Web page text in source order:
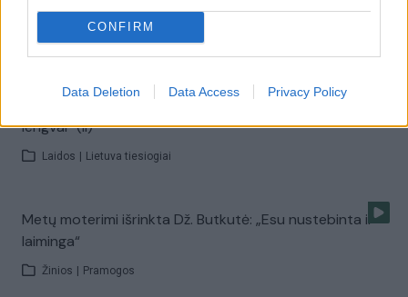
CONFIRM
Data Deletion Data Access Privacy Policy
Džordana Butkutė: „Sutikau kitokios veislės žmogų“ (I)
Laidos | Lietuva tiesiogiai
Purvais drabstyta D. Butkutė: „Nesudegins manęs
lengvai“ (II)
Laidos Lietuva tiesiogiai
Metų moterimi išrinkta Dž. Butkutė: „Esu nustebinta ir
laiminga“
Žinios Pramogos